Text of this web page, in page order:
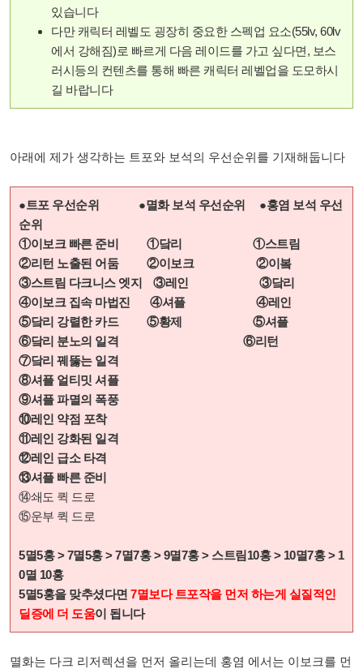
있습니다
다만 캐릭터 레벨도 굉장히 중요한 스펙업 요소(55lv, 60lv
에서 강해짐)로 빠르게 다음 레이드를 가고 싶다면, 보스
러시등의 컨텐츠를 통해 빠른 캐릭터 레벨업을 도모하시
길 바랍니다
아래에 제가 생각하는 트포와 보석의 우선순위를 기재해둡니다
●트포 우선순위 ●멸화 보석 우선순위 ●홍염 보석 우선
순위
①이보크 빠른 준비 ①닼리 ①스트림
②리턴 노출된 어둠 ②이보크 ②이봌
③스트림 다크니스 엣지 ③레인 ③닼리
④이보크 집속 마법진 ④셔플 ④레인
⑤닼리 강렬한 카드 ⑤황제 ⑤셔플
⑥닼리 분노의 일격 ⑥리턴
⑦닼리 꿰뚫는 일격
⑧셔플 얼티밋 셔플
⑨셔플 파멸의 폭풍
⑩레인 약점 포착
⑪레인 강화된 일격
⑫레인 급소 타격
⑬셔플 빠른 준비
⑭쇄도 퀵 드로
⑮운부 퀵 드로
5멸5홍 > 7멸5홍 > 7멸7홍 > 9멸7홍 > 스트림10홍 > 10멸7홍 > 1
0멸 10홍
5멸5홍을 맞추셨다면 7멸보다 트포작을 먼저 하는게 실질적인
딜증에 더 도움이 됩니다
멸화는 다크 리저렉션을 먼저 올리는데 홍염 에서는 이보크를 먼